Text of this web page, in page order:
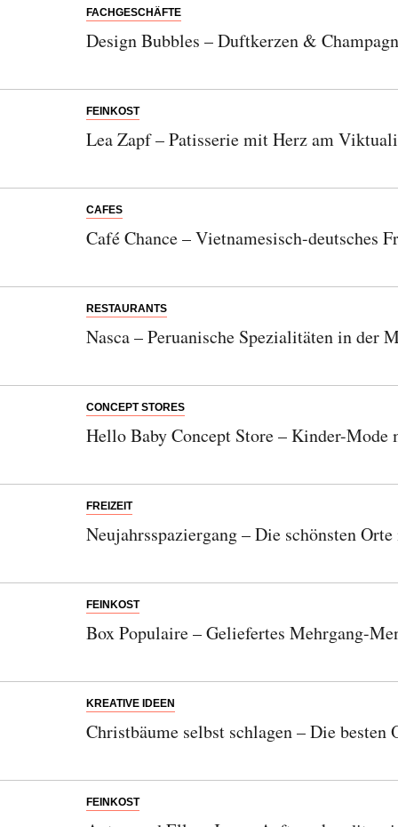
FACHGESCHÄFTE
Design Bubbles – Duftkerzen &
FEINKOST
Lea Zapf – Patisserie mit Herz am
CAFES
Café Chance – Vietnamesisch-deutsches
RESTAURANTS
Nasca – Peruanische Spezialitäten in der
CONCEPT STORES
Hello Baby Concept Store – Kinder-
FREIZEIT
Neujahrsspaziergang – Die schönsten
FEINKOST
Box Populaire – Geliefertes Mehrgang-
KREATIVE IDEEN
Christbäume selbst schlagen – Die besten
FEINKOST